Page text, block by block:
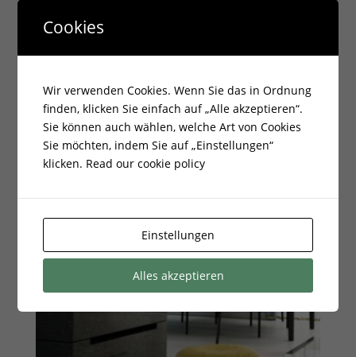
zzgl.Versandkosten
Cookies
Wir verwenden Cookies. Wenn Sie das in Ordnung
finden, klicken Sie einfach auf „Alle akzeptieren“.
Sie können auch wählen, welche Art von Cookies
Sie möchten, indem Sie auf „Einstellungen“
klicken. Read our cookie policy
Einstellungen
Alles akzeptieren